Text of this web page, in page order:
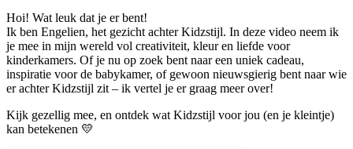
Hoi! Wat leuk dat je er bent!
Ik ben Engelien, het gezicht achter Kidzstijl. In deze video neem ik
je mee in mijn wereld vol creativiteit, kleur en liefde voor
kinderkamers. Of je nu op zoek bent naar een uniek cadeau,
inspiratie voor de babykamer, of gewoon nieuwsgierig bent naar wie
er achter Kidzstijl zit – ik vertel je er graag meer over!
Kijk gezellig mee, en ontdek wat Kidzstijl voor jou (en je kleintje)
kan betekenen 💛